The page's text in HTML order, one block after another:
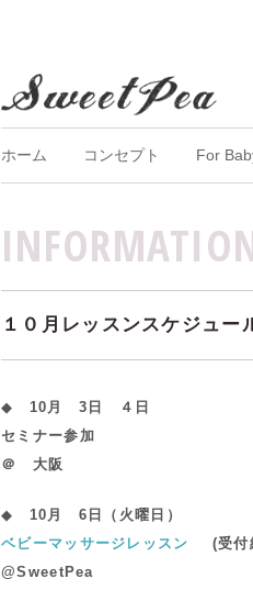
ホーム コンセプト For
１０月レッスンスケジュー
◆ 10月 3日 ４日
セミナー参加
＠ 大阪
◆ 10月 6日（火曜日）
ベビーマッサージレッスン
(受付
@SweetPea